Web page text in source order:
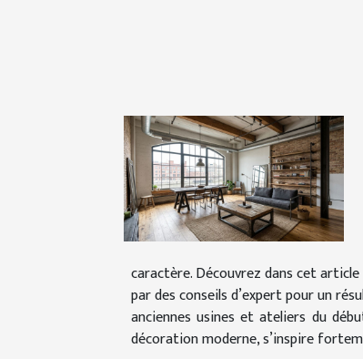
caractère. Découvrez dans cet
par des conseils d’expert pour un
anciennes usines et ateliers du
décoration moderne, s’inspire